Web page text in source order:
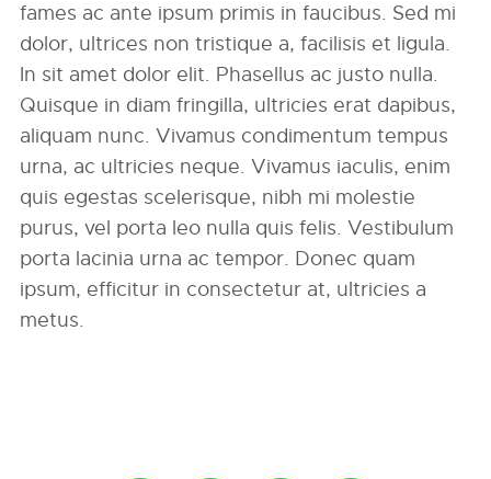
fames ac ante ipsum primis in faucibus. Sed mi
dolor, ultrices non tristique a, facilisis et ligula.
In sit amet dolor elit. Phasellus ac justo nulla.
Quisque in diam fringilla, ultricies erat dapibus,
aliquam nunc. Vivamus condimentum tempus
urna, ac ultricies neque. Vivamus iaculis, enim
quis egestas scelerisque, nibh mi molestie
purus, vel porta leo nulla quis felis. Vestibulum
porta lacinia urna ac tempor. Donec quam
ipsum, efficitur in consectetur at, ultricies a
metus.